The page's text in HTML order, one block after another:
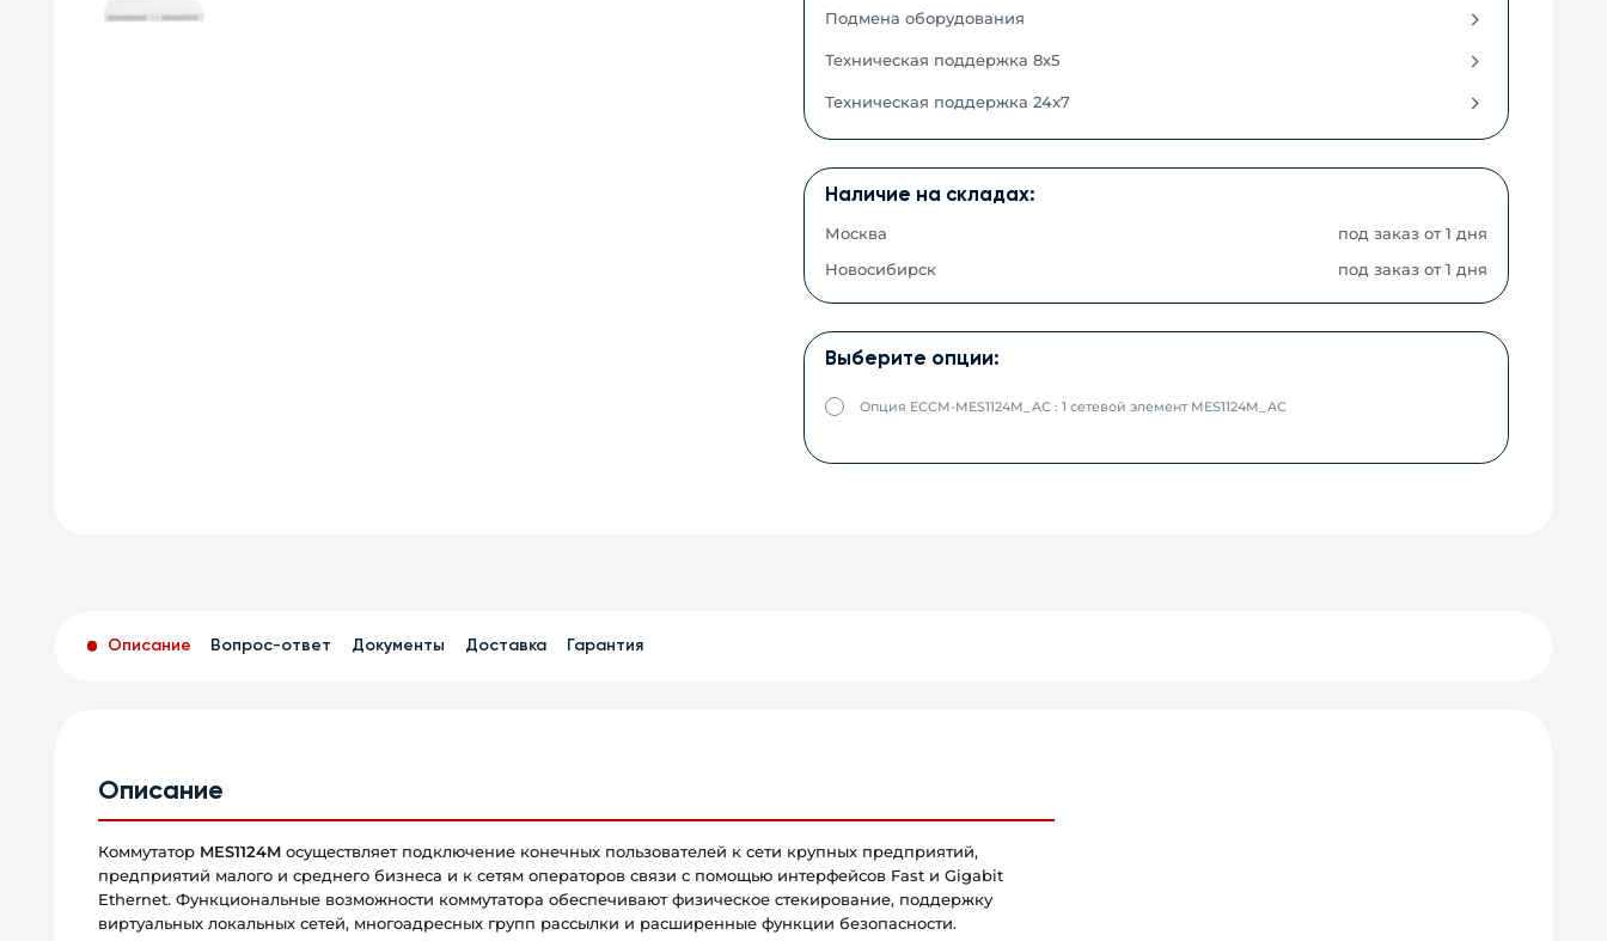
Подмена оборудования
Техническая поддержка 8x5
Техническая поддержка 24x7
Наличие на складах:
Москва
под заказ от 1 дня
Новосибирск
под заказ от 1 дня
Выберите опции:
Опция ECCM-MES1124M_AC : 1 сетевой элемент MES1124M_AC
Описание Вопрос-ответ Документы Доставка Гарантия
Описание
Коммутатор MES1124M осуществляет подключение конечных пользователей к сети крупных предприятий,
предприятий малого и среднего бизнеса и к сетям операторов связи с помощью интерфейсов Fast и Gigabit
Ethernet. Функциональные возможности коммутатора обеспечивают физическое стекирование, поддержку
виртуальных локальных сетей, многоадресных групп рассылки и расширенные функции безопасности.